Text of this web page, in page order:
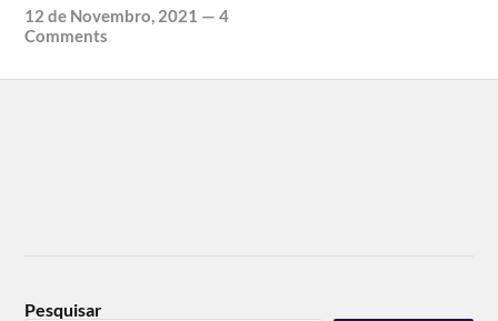
12 de Novembro, 2021 —4
Comments
Pesquisar